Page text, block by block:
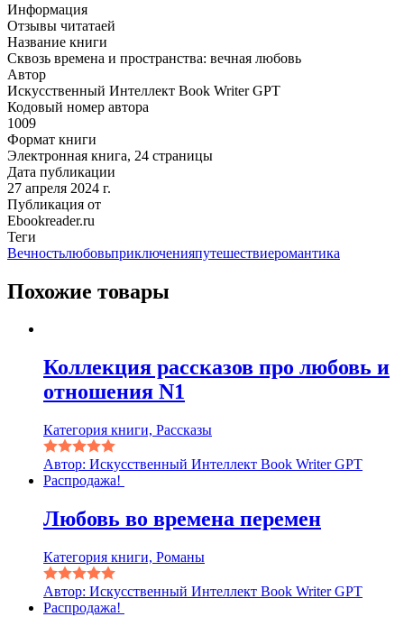
Информация
Отзывы читатаей
Название книги
Сквозь времена и пространства: вечная любовь
Автор
Искусственный Интеллект Book Writer GPT
Кодовый номер автора
1009
Формат книги
Электронная книга, 24 страницы
Дата публикации
27 апреля 2024 г.
Публикация от
Ebookreader.ru
Теги
Вечностьлюбовьприключенияпутешествиеромантика
Похожие товары
Коллекция рассказов про любовь и
отношения N1
Категория книги, Рассказы
Автор: Искусственный Интеллект Book Writer GPT
Распродажа!
Любовь во времена перемен
Категория книги, Романы
Автор: Искусственный Интеллект Book Writer GPT
Распродажа!